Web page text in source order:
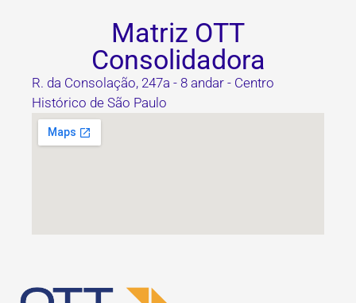
Matriz OTT
Consolidadora
R. da Consolação, 247a - 8 andar - Centro
Histórico de São Paulo